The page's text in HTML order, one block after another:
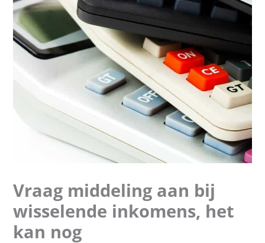
Vraag middeling aan bij
wisselende inkomens, het
kan nog